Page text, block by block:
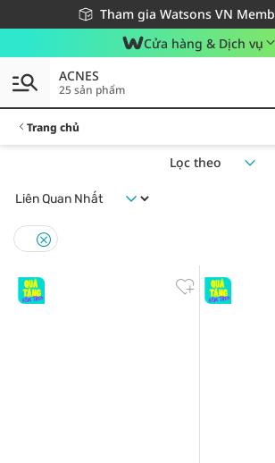
Tham gia Watsons VN
Miễn phí giao hàng cho đơn
Giao hàng nhanh 24h - Áp dụng khu
Cửa hàng & Dịch vụ
ACNES
25 sản phẩm
Trang chủ
Lọc theo